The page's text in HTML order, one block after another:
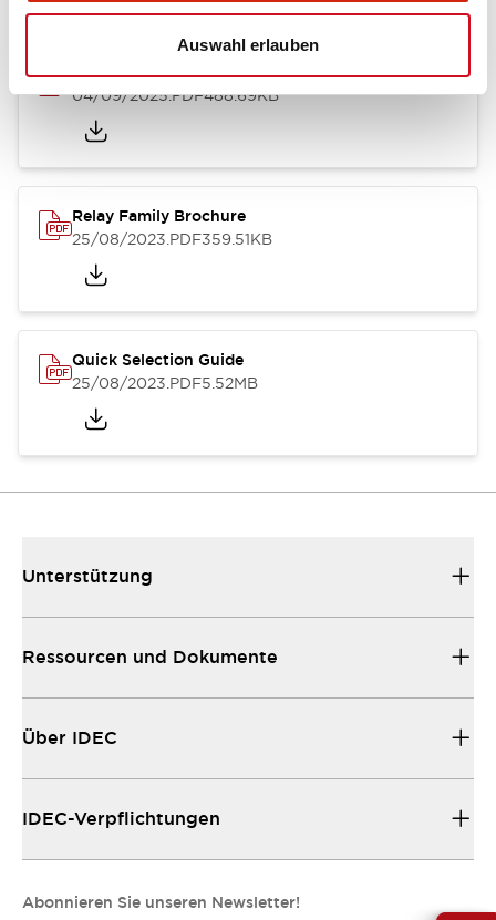
Auswahl erlauben
RU Catalog
04/09/2025.PDF488.69KB
Relay Family Brochure
25/08/2023.PDF359.51KB
Quick Selection Guide
25/08/2023.PDF5.52MB
Unterstützung
Ressourcen und Dokumente
Über IDEC
IDEC-Verpflichtungen
Abonnieren Sie unseren Newsletter!